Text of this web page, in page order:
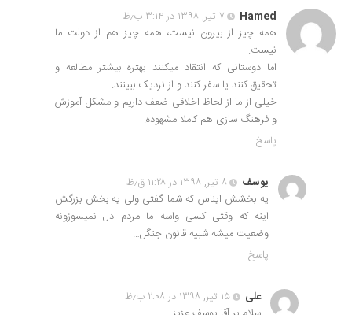
Hamed
۷ تیر, ۱۳۹۸ در ۳:۱۴ ب٫ظ
همه چیز از بیرون نیست، همه چیز هم از دولت ما
نیست.
اما دوستانی که انتقاد میکنند بهتره بیشتر مطالعه و
تحقیق کنند یا سفر کنند و از نزدیک ببینند.
خیلی از ما از لحاظ اخلاقی ضعف داریم و مشکل آموزش
و فرهنگ سازی هم کاملا مشهوده.
پاسخ
یوسف
۸ تیر, ۱۳۹۸ در ۱۱:۲۸ ق٫ظ
یه بخشش ایناس که شما گفتی ولی یه بخش بزرگش
اینه که وقتی کسی واسه ما مردم دل نمیسوزونه
وضعیت میشه شبیه قانون جنگل…
پاسخ
علی
۱۵ تیر, ۱۳۹۸ در ۲:۰۸ ب٫ظ